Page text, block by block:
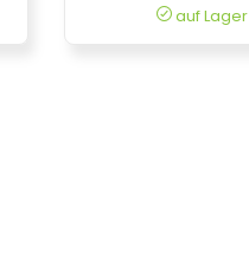
auf Lager